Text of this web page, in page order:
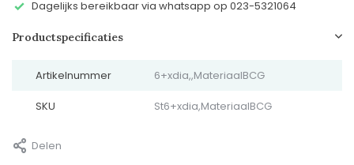
Dagelijks bereikbaar via whatsapp op 023-5321064
Productspecificaties
Artikelnummer 6+xdia,,MateriaalBCG
SKU St6+xdia,MateriaalBCG
Delen